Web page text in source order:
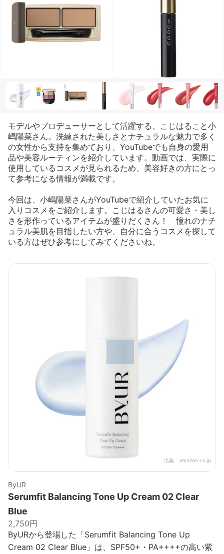
モデルやプロデューサーとして活躍する、こじはること小
嶋陽菜さん。洗練された美しさとナチュラルな魅力で多く
の女性から支持を集めており、YouTubeでも自身の愛用
品や美容ルーティンを紹介しています。動画では、実際に
使用しているコスメが見られるため、美容好きの方にとっ
て参考になる情報が満載です。
今回は、小嶋陽菜さんがYouTubeで紹介していたお気に
入りコスメをご紹介します。こじはるさんの可愛さ・美し
さを形作っているアイテムが盛りだくさん！ 憧れのナチ
ュラル美肌を目指したい方や、自分に合うコスメを探して
いる方はぜひ参考にしてみてくださいね。
出典： amazon.co.jp
ByUR
Serumfit Balancing Tone Up Cream 02 Clear
Blue
2,750円
ByURから登場した「Serumfit Balancing Tone Up
Cream 02 Clear Blue」は、SPF50+・PA++++の高い紫